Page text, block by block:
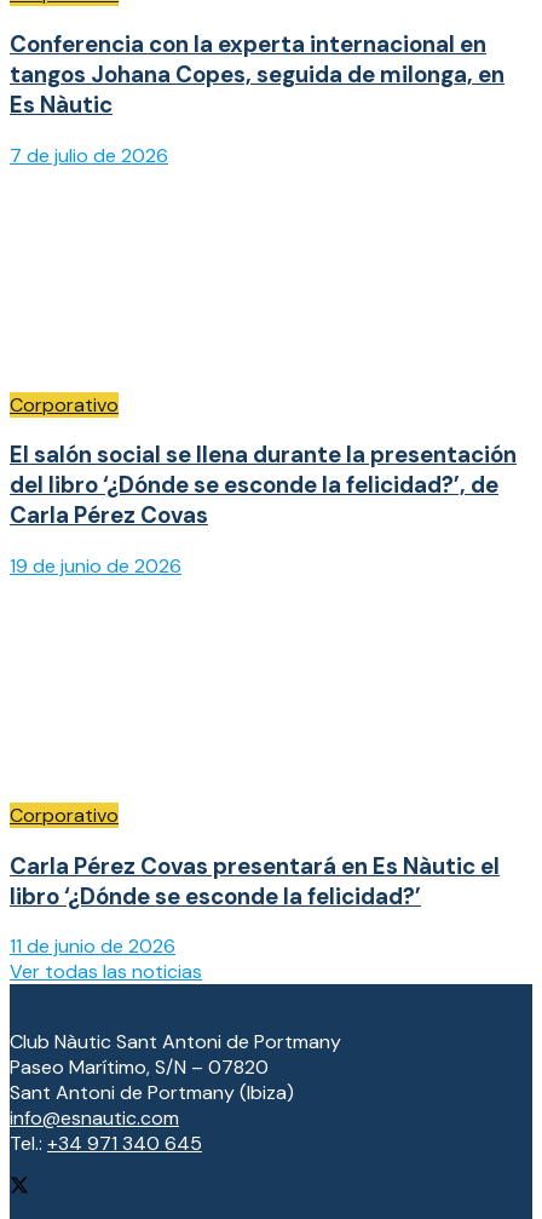
Conferencia con la experta internacional en
tangos Johana Copes, seguida de milonga, en
Es Nàutic
7 de julio de 2026
Corporativo
El salón social se llena durante la presentación
del libro ‘¿Dónde se esconde la felicidad?’, de
Carla Pérez Covas
19 de junio de 2026
Corporativo
Carla Pérez Covas presentará en Es Nàutic el
libro ‘¿Dónde se esconde la felicidad?’
11 de junio de 2026
Ver todas las noticias
Club Nàutic Sant Antoni de Portmany
Paseo Marítimo, S/N – 07820
Sant Antoni de Portmany (Ibiza)
info@esnautic.com
Tel.: +34 971 340 645